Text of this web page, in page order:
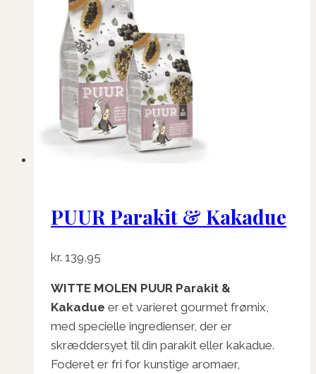
PUUR Parakit & Kakadue
kr. 139,95
WITTE MOLEN PUUR Parakit &
Kakadue er et varieret gourmet frømix,
med specielle ingredienser, der er
skræddersyet til din parakit eller kakadue.
Foderet er fri for kunstige aromaer,